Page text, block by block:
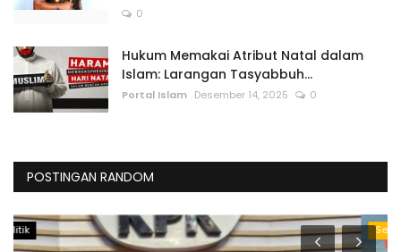
0
Hukum Memakai Atribut Natal dalam
Islam: Larangan Tasyabbuh...
Portal Islam Desember 14, 2025 0
POSTINGAN RANDOM
Seputar Ramadhan